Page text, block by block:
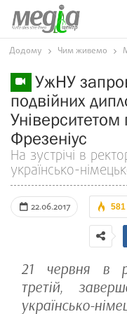
Додому Чим живемо
УжНУ
подвійних
Фрезеніус
На зустрічі в
українсько-
22.06.2017 581
21 червня в
третій,
українсько-